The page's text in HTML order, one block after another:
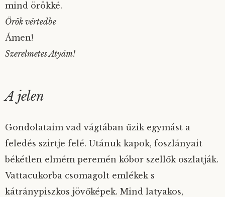
mind örökké.
Örök vértedbe
Ámen!
Szerelmetes Atyám!
A jelen
Gondolataim vad vágtában űzik egymást a
feledés szirtje felé. Utánuk kapok, foszlányait
békétlen elmém peremén kóbor szellők oszlatják.
Vattacukorba csomagolt emlékek s
kátránypiszkos jövőképek. Mind latyakos,